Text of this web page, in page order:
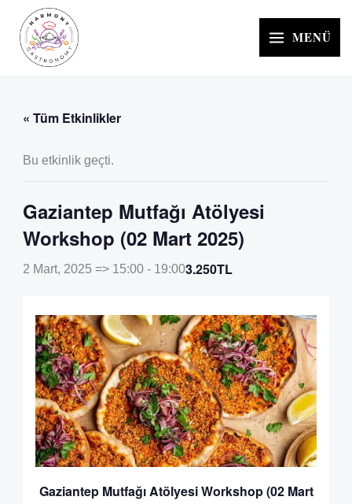
İçeriğe
MENÜ
« Tüm Etkinlikler
Bu etkinlik geçti.
Gaziantep Mutfağı Atölyesi
Workshop (02 Mart 2025)
2 Mart, 2025 => 15:00- 19:003.250TL
Gaziantep Mutfağı Atölyesi Workshop (02 Mart